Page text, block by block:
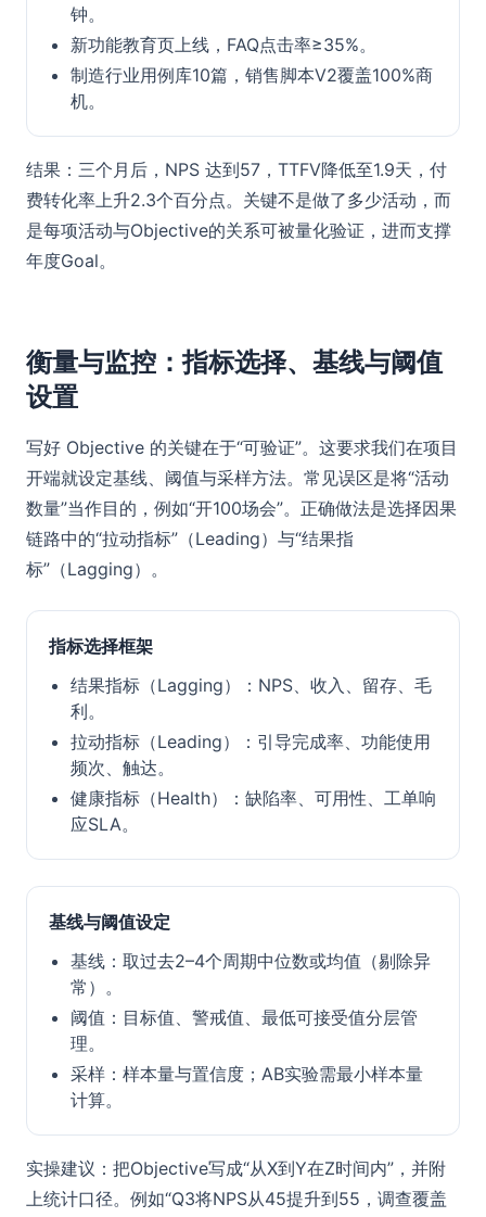
钟。
新功能教育页上线，FAQ点击率≥35%。
制造行业用例库10篇，销售脚本V2覆盖100%商
机。
结果：三个月后，NPS 达到57，TTFV降低至1.9天，付
费转化率上升2.3个百分点。关键不是做了多少活动，而
是每项活动与Objective的关系可被量化验证，进而支撑
年度Goal。
衡量与监控：指标选择、基线与阈值
设置
写好 Objective 的关键在于“可验证”。这要求我们在项目
开端就设定基线、阈值与采样方法。常见误区是将“活动
数量”当作目的，例如“开100场会”。正确做法是选择因果
链路中的“拉动指标”（Leading）与“结果指
标”（Lagging）。
指标选择框架
结果指标（Lagging）：NPS、收入、留存、毛
利。
拉动指标（Leading）：引导完成率、功能使用
频次、触达。
健康指标（Health）：缺陷率、可用性、工单响
应SLA。
基线与阈值设定
基线：取过去2–4个周期中位数或均值（剔除异
常）。
阈值：目标值、警戒值、最低可接受值分层管
理。
采样：样本量与置信度；AB实验需最小样本量
计算。
实操建议：把Objective写成“从X到Y在Z时间内”，并附
上统计口径。例如“Q3将NPS从45提升到55，调查覆盖